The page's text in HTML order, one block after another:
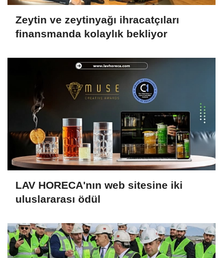
Zeytin ve zeytinyağı ihracatçıları
finansmanda kolaylık bekliyor
LAV HORECA'nın web sitesine iki
uluslararası ödül